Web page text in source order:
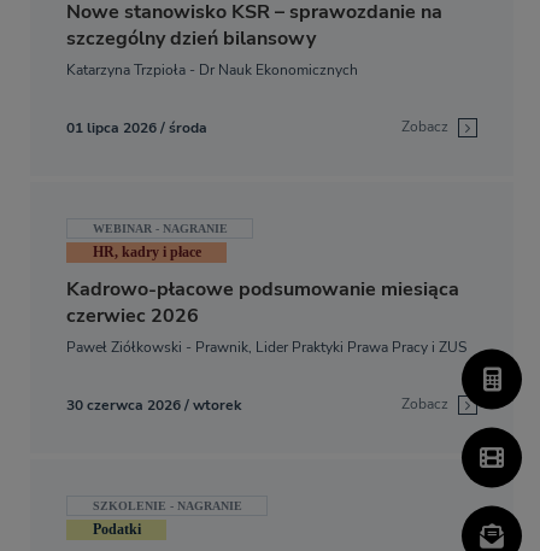
Nowe stanowisko KSR – sprawozdanie na
szczególny dzień bilansowy
Katarzyna Trzpioła - Dr Nauk Ekonomicznych
01 lipca 2026 / środa Zobacz
WEBINAR - NAGRANIE
HR, kadry i płace
Kadrowo-płacowe podsumowanie miesiąca
czerwiec 2026
Paweł Ziółkowski - Prawnik, Lider Praktyki Prawa Pracy i ZUS
30 czerwca 2026 / wtorek Zobacz
SZKOLENIE - NAGRANIE
Podatki